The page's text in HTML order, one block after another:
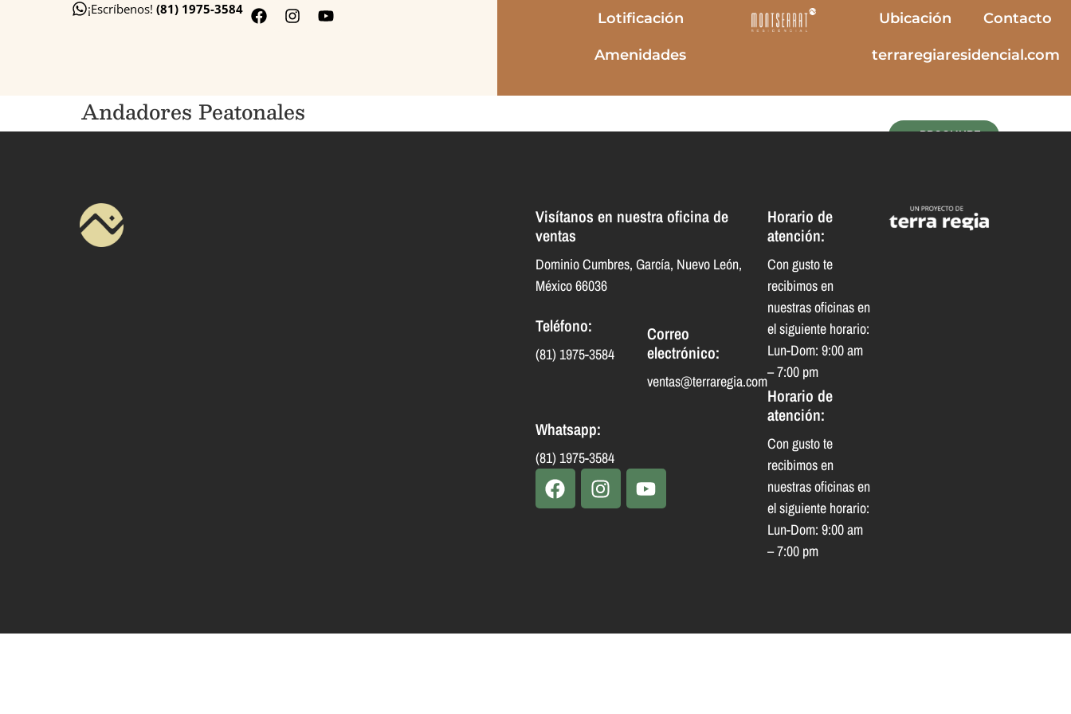
¡Escríbenos! (81) 1975-3584
Lotificación
Amenidades
Ubicación Contacto
terraregiaresidencial.com
BROCHURE
Andadores Peatonales
Visítanos en nuestra oficina de
ventas
Dominio Cumbres, García, Nuevo León,
México 66036
Teléfono:
(81) 1975-3584
Correo
electrónico:
ventas@terraregia.com
Whatsapp:
(81) 1975-3584
Horario de
atención:
Con gusto te
recibimos en
nuestras oficinas en
el siguiente horario:
Lun-Dom: 9:00 am
– 7:00 pm
Horario de
atención:
Con gusto te
recibimos en
nuestras oficinas en
el siguiente horario:
Lun-Dom: 9:00 am
– 7:00 pm